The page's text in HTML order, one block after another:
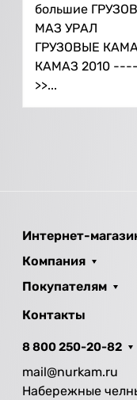
большие
МАЗ УРАЛ
ГРУЗОВЫЕ
КАМАЗ 2010
>>...
Интернет-
Компания
Покупателям
Контакты
8 800 250-20-82
mail@nurkam.ru
Набережные